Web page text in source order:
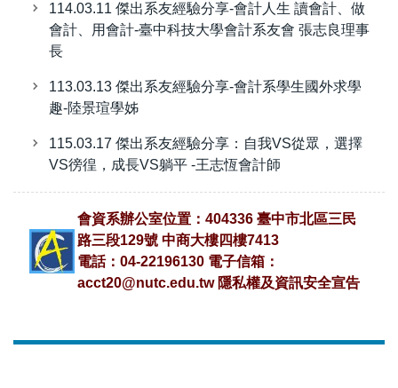
114.03.11 傑出系友經驗分享-會計人生 讀會計、做
會計、用會計-臺中科技大學會計系友會 張志良理事
長
113.03.13 傑出系友經驗分享-會計系學生國外求學
趣-陸景瑄學姊
115.03.17 傑出系友經驗分享：自我VS從眾，選擇
VS徬徨，成長VS躺平 -王志恆會計師
會資系辦公室位置：404336 臺中市北區三民
路三段129號 中商大樓四樓7413
電話：04-22196130 電子信箱：
acct20@nutc.edu.tw 隱私權及資訊安全宣告